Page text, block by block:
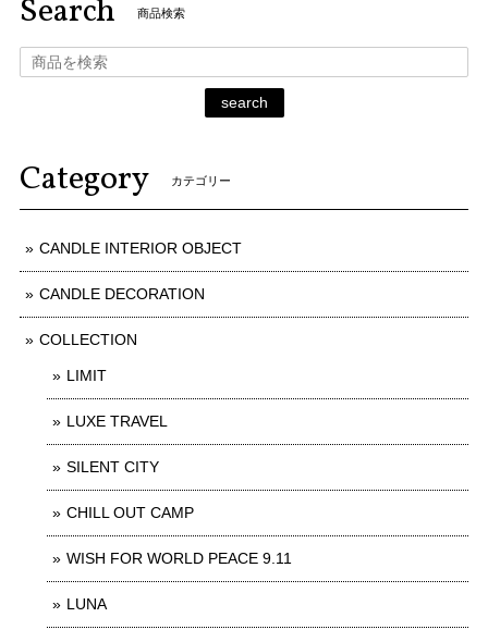
Search 商品検索
search
Category カテゴリー
CANDLE INTERIOR OBJECT
CANDLE DECORATION
COLLECTION
LIMIT
LUXE TRAVEL
SILENT CITY
CHILL OUT CAMP
WISH FOR WORLD PEACE 9.11
LUNA